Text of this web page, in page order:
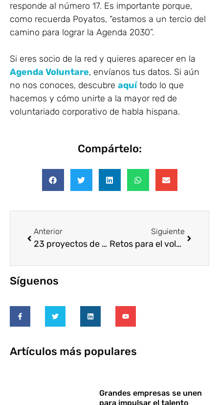
responde al número 17. Es importante porque,
como recuerda Poyatos, “estamos a un tercio del
camino para lograr la Agenda 2030”.
Si eres socio de la red y quieres aparecer en la
Agenda Voluntare, envíanos tus datos. Si aún
no nos conoces, descubre aquítodo lo que
hacemos y cómo unirte a la mayor red de
voluntariado corporativo de habla hispana.
Compártelo:
Anterior
23 proyectos de voluntariado corporativo en abierto
Siguiente
Retos para el voluntariado profesional colaborativo con CLAVE
Síguenos
Artículos más populares
Grandes empresas se unen
para impulsar el talento